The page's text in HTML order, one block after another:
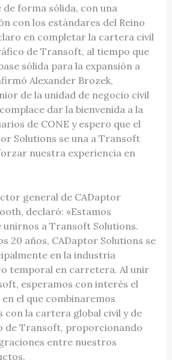
forma sólida, con una
con los estándares del Reino
en completar la cartera civil
de Transoft, al tiempo que
sólida para la expansión a
Alexander Brozek,
de la unidad de negocio civil
dar la bienvenida a la
de CONE y espero que el
Solutions se una a Transoft
nuestra experiencia en
general de CADaptor
declaró: «Estamos
unirnos a Transoft Solutions.
20 años, CADaptor Solutions se
en la industria
temporal en carretera. Al unir
esperamos con interés el
el que combinaremos
con la cartera global civil y de
de Transoft, proporcionando
entre nuestros